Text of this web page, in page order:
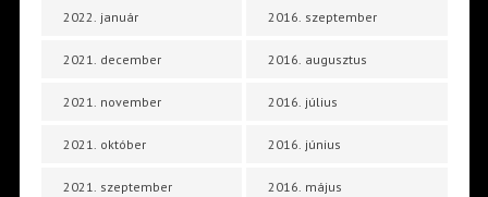
2022. január
2021. december
2021. november
2021. október
2021. szeptember
2016. szeptember
2016. augusztus
2016. július
2016. június
2016. május